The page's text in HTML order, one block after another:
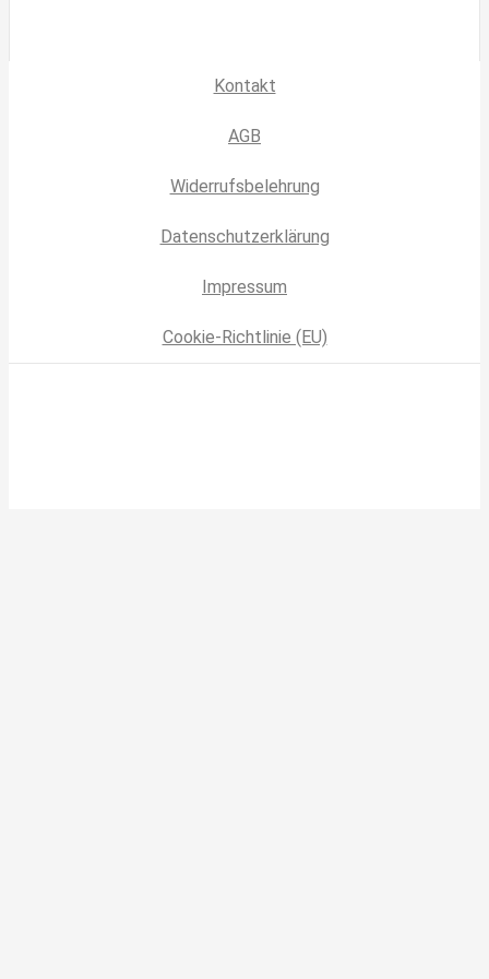
Kontakt
AGB
Widerrufsbelehrung
Datenschutzerklärung
Impressum
Cookie-Richtlinie (EU)